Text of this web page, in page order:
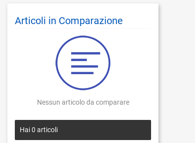
Articoli in Comparazione
Nessun articolo da comparare
Hai0 articoli